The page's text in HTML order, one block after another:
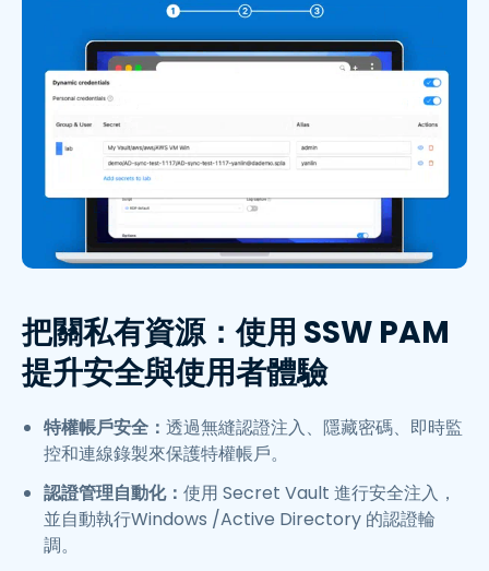
把關私有資源：使用 SSW PAM
提升安全與使用者體驗
特權帳戶安全： 透過無縫認證注入、隱藏密碼、即時監
控和連線錄製來保護特權帳戶。
認證管理自動化： 使用 Secret Vault 進行安全注入，
並自動執行Windows /Active Directory 的認證輪
調。